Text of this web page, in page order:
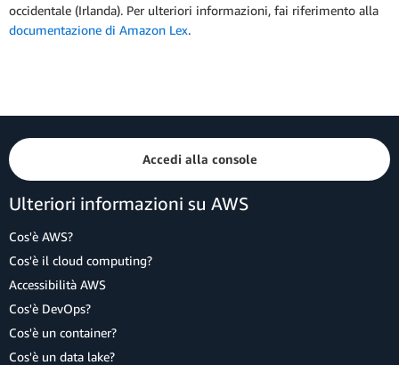
occidentale (Irlanda). Per ulteriori informazioni, fai riferimento alla
documentazione di Amazon Lex.
Accedi alla console
Ulteriori informazioni su AWS
Cos'è AWS?
Cos'è il cloud computing?
Accessibilità AWS
Cos'è DevOps?
Cos'è un container?
Cos'è un data lake?